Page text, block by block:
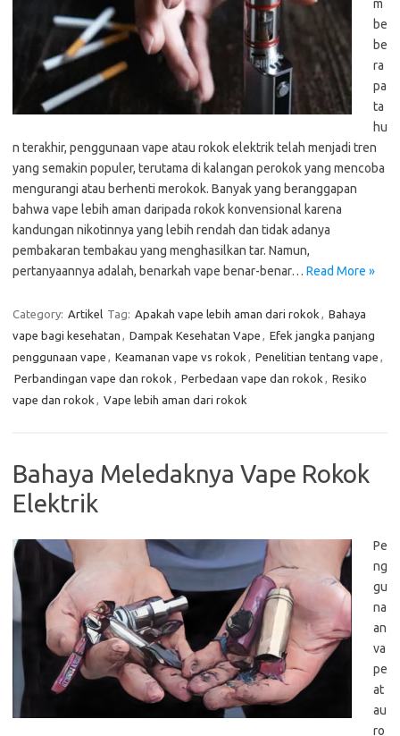
m
be
be
ra
pa
ta
hu
n terakhir, penggunaan vape atau rokok elektrik telah menjadi tren
yang semakin populer, terutama di kalangan perokok yang mencoba
mengurangi atau berhenti merokok. Banyak yang beranggapan
bahwa vape lebih aman daripada rokok konvensional karena
kandungan nikotinnya yang lebih rendah dan tidak adanya
pembakaran tembakau yang menghasilkan tar. Namun,
pertanyaannya adalah, benarkah vape benar-benar… Read More »
Category: Artikel Tag: Apakah vape lebih aman dari rokok , Bahaya
vape bagi kesehatan , Dampak Kesehatan Vape , Efek jangka panjang
penggunaan vape , Keamanan vape vs rokok , Penelitian tentang vape ,
Perbandingan vape dan rokok , Perbedaan vape dan rokok , Resiko
vape dan rokok , Vape lebih aman dari rokok
Bahaya Meledaknya Vape Rokok
Elektrik
Pe
ng
gu
na
an
va
pe
at
au
ro